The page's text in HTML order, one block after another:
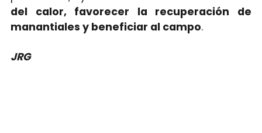
del calor, favorecer la recuperación de
manantiales y beneficiar al campo.
JRG